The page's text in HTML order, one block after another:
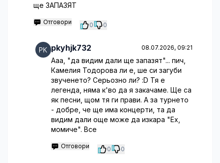
ще ЗАПАЗЯТ
Отговори 0 0
pkyhjk732 08.07.2026, 09:21
Ааа, "да видим дали ще запазят"... пич,
Камелия Тодорова ли е, ше си загуби
звученето? Серьозно ли? :D Тя е
легенда, няма к'во да я закачаме. Ще са
як песни, щом тя ги прави. А за турнето
- добре, че ще има концерти, та да
видим дали още може да изкара "Ех,
момиче". Все
Отговори 0 0